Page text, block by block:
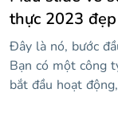
thực 2023
Đây là nó, bước
Bạn có một công
bắt đầu hoạt